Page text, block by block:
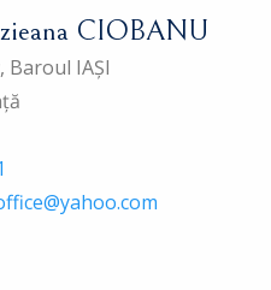
CIOBANU
Baroul IAȘI